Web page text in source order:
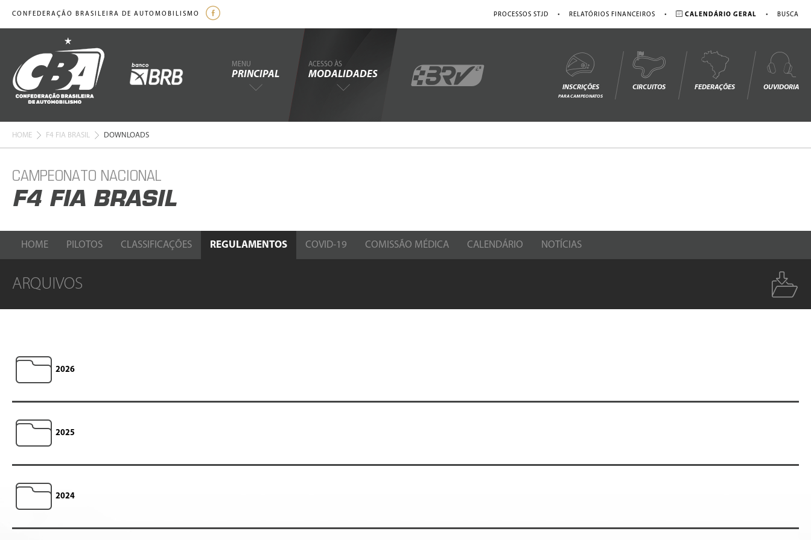
CONFEDERAÇÃO BRASILEIRA DE AUTOMOBILISMO PROCESSOS STJD • RELATÓRIOS FINANCEIROS • CALENDÁRIO GERAL • BUSCA
MENU
PRINCIPAL
ACESSO ÀS
MODALIDADES
INSCRIÇÕES
PARA CAMPEONATOS
CIRCUITOS FEDERAÇÕES OUVIDORIA
HOME F4 FIA BRASIL DOWNLOADS
CAMPEONATO NACIONAL
F4 FIA BRASIL
HOME PILOTOS CLASSIFICAÇÕES REGULAMENTOS COVID-19 COMISSÃO MÉDICA CALENDÁRIO NOTÍCIAS
ARQUIVOS
2026
2025
2024